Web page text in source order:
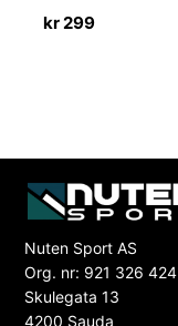
kr 299
Nuten Sport AS
Org. nr: 921 326 424
Skulegata 13
4200 Sauda